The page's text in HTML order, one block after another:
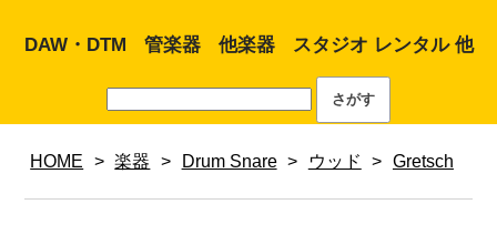
DAW・DTM 管楽器 他楽器 スタジオ レンタル 他
HOME > 楽器 > Drum Snare > ウッド > Gretsch